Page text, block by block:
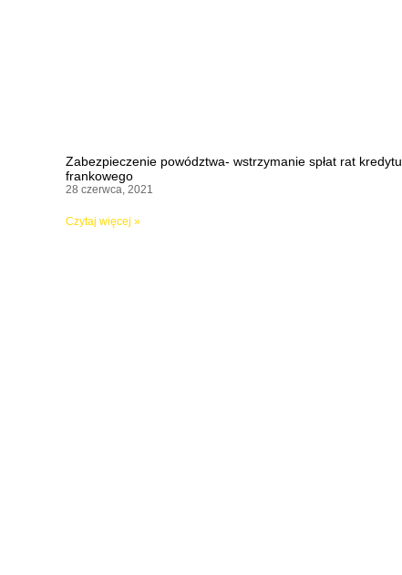
Zabezpieczenie powództwa- wstrzymanie spłat rat kredytu
frankowego
28 czerwca, 2021
Czytaj więcej »